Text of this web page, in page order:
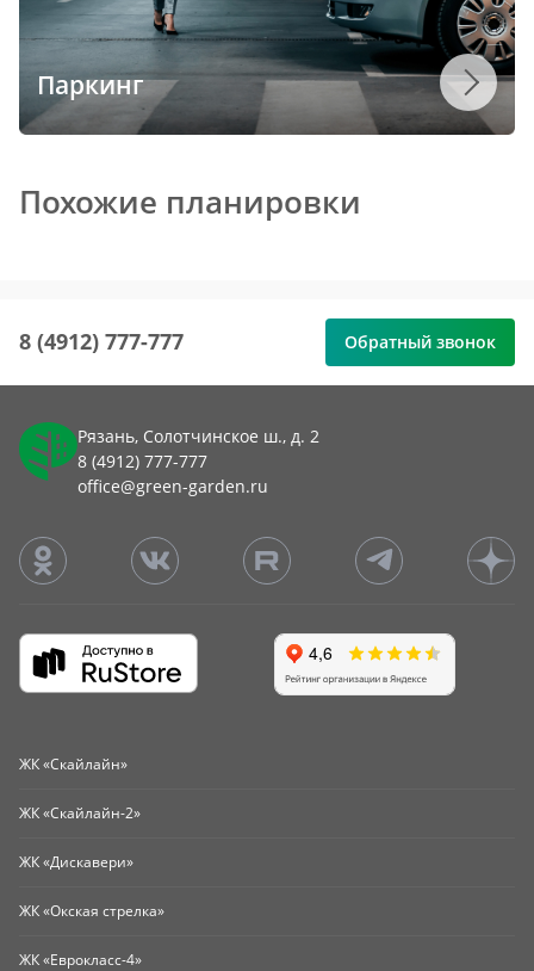
Паркинг
Похожие планировки
8 (4912) 777-777 Обратный звонок
Рязань, Солотчинское ш., д. 2
8 (4912) 777-777
office@green-garden.ru
ЖК «Скайлайн»
ЖК «Скайлайн-2»
ЖК «Дискавери»
ЖК «Окская стрелка»
ЖК «Еврокласс-4»